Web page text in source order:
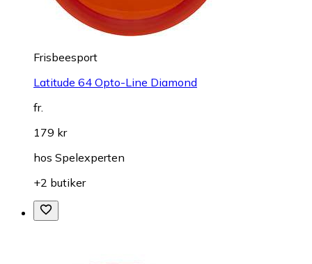
Frisbeesport
Latitude 64 Opto-Line Diamond
fr.
179 kr
hos Spelexperten
+2 butiker